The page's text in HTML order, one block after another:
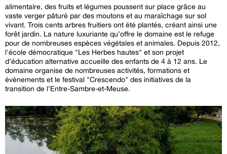
alimentaire, des fruits et légumes poussent sur place grâce au
vaste verger pâturé par des moutons et au maraîchage sur sol
vivant. Trois cents arbres fruitiers ont été plantés, créant ainsi une
forêt jardin. La nature luxuriante qu’offre le domaine est le refuge
pour de nombreuses espèces végétales et animales. Depuis 2012,
l'école démocratique "Les Herbes hautes" et son projet
d’éducation alternative accueille des enfants de 4 à 12 ans. Le
domaine organise de nombreuses activités, formations et
évènements et le festival "Crescendo" des initiatives de la
transition de l’Entre-Sambre-et-Meuse.